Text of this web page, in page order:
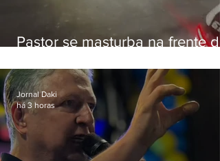
Pastor se masturba na frente de
Jornal Daki
há 3 horas